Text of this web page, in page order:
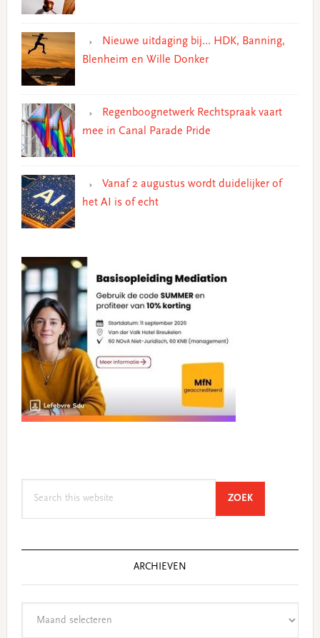
Nieuwe uitdaging bij… HDK, Banning,
Blenheim en Wille Donker
Regenboognetwerk Rechtspraak vaart
mee in Canal Parade Pride
Vanaf 2 augustus wordt duidelijker of
het AI is of echt
ZOEKSEARCH
ARCHIEVEN